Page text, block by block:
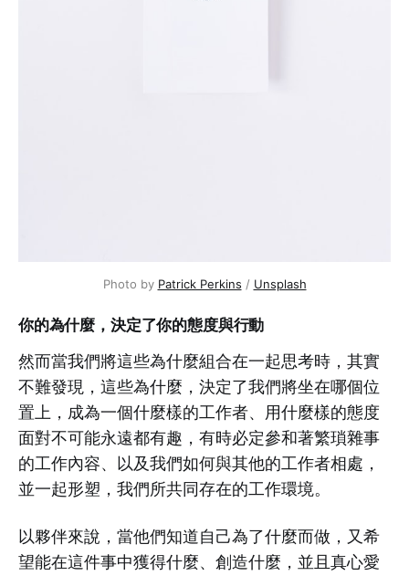
Photo by Patrick Perkins / Unsplash
你的為什麼，決定了你的態度與行動
然而當我們將這些為什麼組合在一起思考時，其實
不難發現，這些為什麼，決定了我們將坐在哪個位
置上，成為一個什麼樣的工作者、用什麼樣的態度
面對不可能永遠都有趣，有時必定參和著繁瑣雜事
的工作內容、以及我們如何與其他的工作者相處，
並一起形塑，我們所共同存在的工作環境。
以夥伴來說，當他們知道自己為了什麼而做，又希
望能在這件事中獲得什麼、創造什麼，並且真心愛